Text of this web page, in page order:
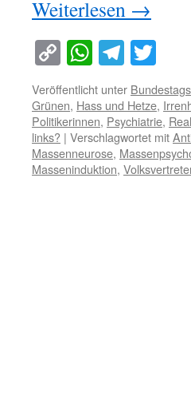
Weiterlesen →
Copy
Link
WhatsApp
Veröffentlicht unter
Grünen, Hass und Hetze,
Politikerinnen, Psychiatrie,
links? | Verschlagwortet mit
Massenneurose,
Masseninduktion,